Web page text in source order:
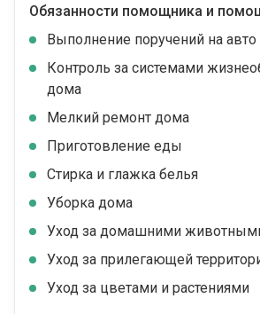
Обязанности помощника и
Выполнение поручений на авто
Контроль за системами
дома
Мелкий ремонт дома
Приготовление еды
Стирка и глажка белья
Уборка дома
Уход за домашними
Уход за прилегающей
Уход за цветами и растениями